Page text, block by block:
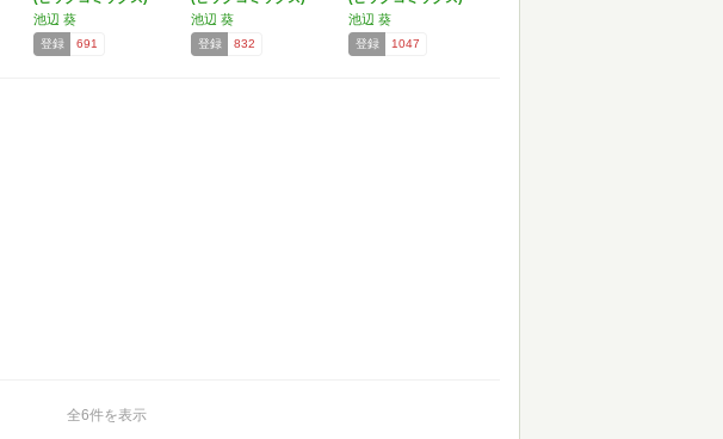
池辺 葵
登録 691
池辺 葵
登録 832
池辺 葵
登録 1047
全6件を表示